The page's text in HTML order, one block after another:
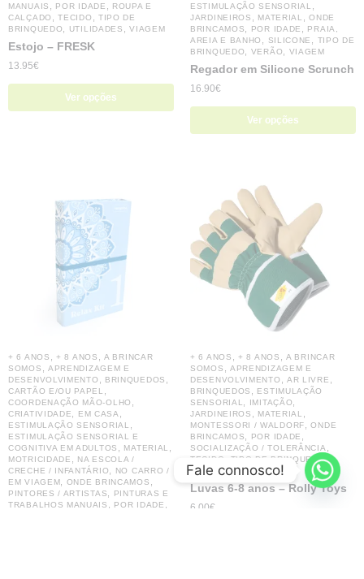
MANUAIS
POR IDADE
ROUPA E
CALÇADO
,TECIDO
TIPO DE
BRINQUEDO
UTILIDADES ,VIAGEM
Estojo – FRESK
13.95€
Ver opções
ESTIMULAÇÃO SENSORIAL
JARDINEIROS MATERIAL ,ONDE
BRINCAMOS
POR IDADE
PRAIA,
AREIA E BANHO
SILICONE
TIPO DE
BRINQUEDO
VERÃO VIAGEM
Regador em Silicone Scrunch
16.90€
Ver opções
+ 6 ANOS ,+ 8 ANOS ,A BRINCAR
SOMOS
APRENDIZAGEM E
DESENVOLVIMENTO
BRINQUEDOS
CARTÃO E/OU PAPEL
COORDENAÇÃO MÃO-OLHO
CRIATIVIDADE EM CASA
ESTIMULAÇÃO SENSORIAL
ESTIMULAÇÃO SENSORIAL E
COGNITIVA EM ADULTOS
MATERIAL
MOTRICIDADE
NA ESCOLA /
CRECHE / INFANTÁRIO
NO CARRO /
EM VIAGEM
ONDE BRINCAMOS
PINTORES / ARTISTAS
PINTURAS E
TRABALHOS MANUAIS
POR IDADE
+ 6 ANOS ,+ 8 ANOS ,A BRINCAR
SOMOS
APRENDIZAGEM E
DESENVOLVIMENTO
AR LIVRE
BRINQUEDOS
ESTIMULAÇÃO
SENSORIAL
IMITAÇÃO
JARDINEIROS MATERIAL
MONTESSORI / WALDORF ,ONDE
BRINCAMOS
POR IDADE
SOCIALIZAÇÃO / TOLERÂNCIA
TECIDO TIPO DE BRINQUEDO,
VERÃO
Luvas 6-8 anos – Rolly Toys
6.00€
Fale connosco!